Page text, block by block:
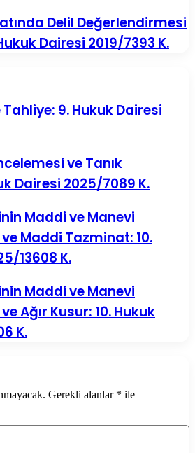
Delil Değerlendirmesi
Dairesi 2019/7393 K.
9. Hukuk Dairesi
ve Tanık
Dairesi 2025/7089 K.
Maddi ve Manevi
Maddi Tazminat: 10.
13608 K.
Maddi ve Manevi
Ağır Kusur: 10. Hukuk
K.
Gerekli alanlar * ile